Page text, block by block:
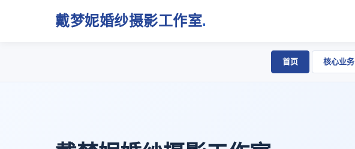
戴梦妮婚纱摄影工作室.
首页 核心业务